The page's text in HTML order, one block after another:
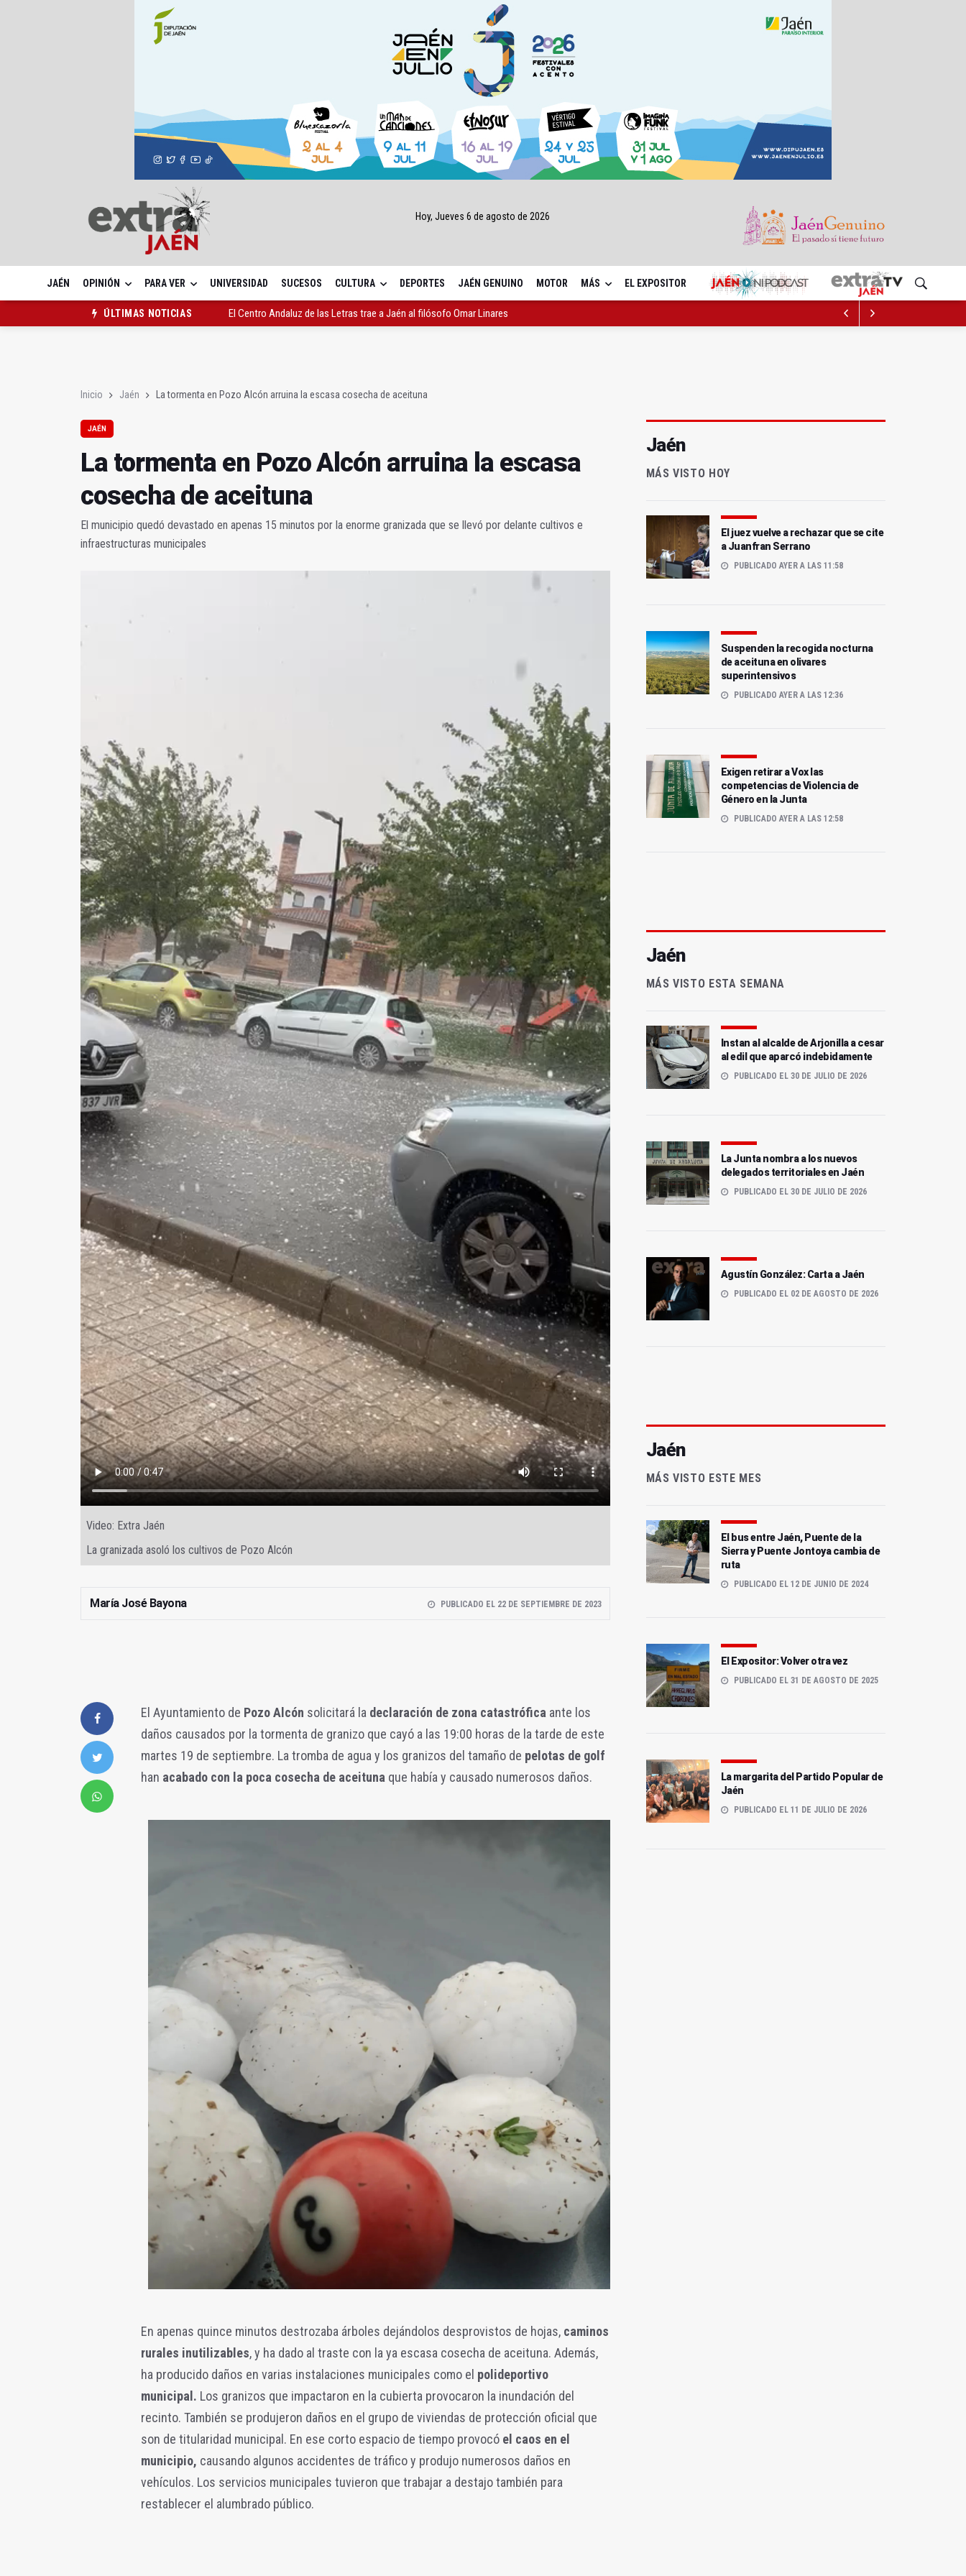
Hoy, Jueves 6 de agosto de 2026
JAÉN OPINIÓN PARA VER UNIVERSIDAD SUCESOS CULTURA DEPORTES JAÉN GENUINO MOTOR MÁS EL EXPOSITOR
ÚLTIMAS NOTICIAS
Roban joyas de la Virgen de la Fuensanta Coronada de Alcaudete
Inicio Jaén La tormenta en Pozo Alcón arruina la escasa cosecha de aceituna
JAÉN
La tormenta en Pozo Alcón arruina la escasa
cosecha de aceituna
El municipio quedó devastado en apenas 15 minutos por la enorme granizada que se llevó por delante cultivos e
infraestructuras municipales
Video: Extra Jaén
La granizada asoló los cultivos de Pozo Alcón
María José Bayona PUBLICADO EL 22 DE SEPTIEMBRE DE 2023
El Ayuntamiento de Pozo Alcón solicitará la declaración de zona catastrófica ante los
daños causados por la tormenta de granizo que cayó a las 19:00 horas de la tarde de este
martes 19 de septiembre. La tromba de agua y los granizos del tamaño de pelotas de golf
han acabado con la poca cosecha de aceituna que había y causado numerosos daños.
En apenas quince minutos destrozaba árboles dejándolos desprovistos de hojas, caminos
rurales inutilizables, y ha dado al traste con la ya escasa cosecha de aceituna. Además,
ha producido daños en varias instalaciones municipales como el polideportivo
municipal. Los granizos que impactaron en la cubierta provocaron la inundación del
recinto. También se produjeron daños en el grupo de viviendas de protección oficial que
son de titularidad municipal. En ese corto espacio de tiempo provocó el caos en el
municipio, causando algunos accidentes de tráfico y produjo numerosos daños en
vehículos. Los servicios municipales tuvieron que trabajar a destajo también para
restablecer el alumbrado público.
Jaén
MÁS VISTO HOY
El juez vuelve a rechazar que se cite
a Juanfran Serrano
PUBLICADO AYER A LAS 11:58
Suspenden la recogida nocturna
de aceituna en olivares
superintensivos
PUBLICADO AYER A LAS 12:36
Exigen retirar a Vox las
competencias de Violencia de
Género en la Junta
PUBLICADO AYER A LAS 12:58
Jaén
MÁS VISTO ESTA SEMANA
Instan al alcalde de Arjonilla a cesar
al edil que aparcó indebidamente
PUBLICADO EL 30 DE JULIO DE 2026
La Junta nombra a los nuevos
delegados territoriales en Jaén
PUBLICADO EL 30 DE JULIO DE 2026
Agustín González: Carta a Jaén
PUBLICADO EL 02 DE AGOSTO DE 2026
Jaén
MÁS VISTO ESTE MES
El bus entre Jaén, Puente de la
Sierra y Puente Jontoya cambia de
ruta
PUBLICADO EL 12 DE JUNIO DE 2024
El Expositor: Volver otra vez
PUBLICADO EL 31 DE AGOSTO DE 2025
La margarita del Partido Popular de
Jaén
PUBLICADO EL 11 DE JULIO DE 2026